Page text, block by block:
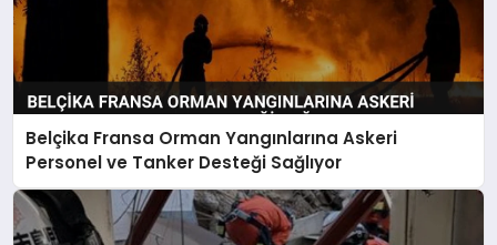
Belçika Fransa Orman Yangınlarına Askeri
Personel ve Tanker Desteği Sağlıyor